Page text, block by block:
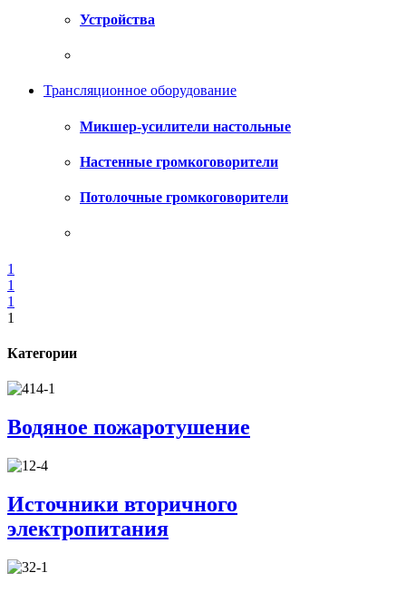
Устройства
Трансляционное оборудование
Микшер-усилители настольные
Настенные громкоговорители
Потолочные громкоговорители
1
1
1
1
Категории
Водяное пожаротушение
Источники вторичного
электропитания